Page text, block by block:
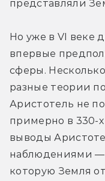
представляли
Но уже в VI веке
впервые
сферы.
разные теории
Аристотель не
примерно в 330-
выводы
наблюдениями —
которую Земля